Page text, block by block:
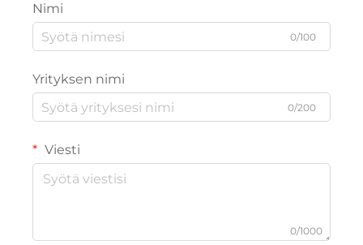
Nimi
0/100
Yrityksen nimi
0/200
Viesti
0/1000